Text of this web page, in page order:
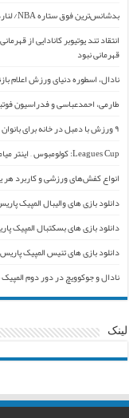
بدشانس‌ترین فوق ستاره NBA/ لنارد باز هم مصدوم شد
قهرمانی نبود
نادال، اسطوره دنیای ورزش اعلام
طارمی، احمدعباسی و فدراسیون
۹ ورزش با دمبل در خانه برای بانوان
Leagues Cup: کولومبوس – اینتر میامی رو اپارات اسپرت ببنید
انواع کفش‌های ورزشی و کاربرد
دانلود بازی های والیبال المپیک پاریس
دانلود بازی های بسکتبال المپیک پاریس
دانلود بازی های تنیس المپیک پاریس ۲۰۲۴
نادال و جوکوویچ در دور دوم
لینک